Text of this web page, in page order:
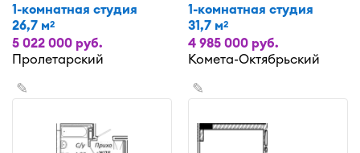
1-комнатная студия
26,7 м2
5 022 000 руб.
Пролетарский
1-комнатная студия
31,7 м2
4 985 000 руб.
Комета-Октябрьский
✎ ✎